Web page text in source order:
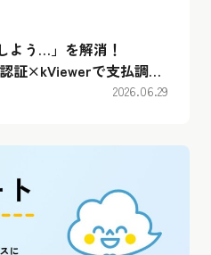
よう…」を解消！
証×kViewerで支払調書
現【ユーザー会レポー
2026.06.29